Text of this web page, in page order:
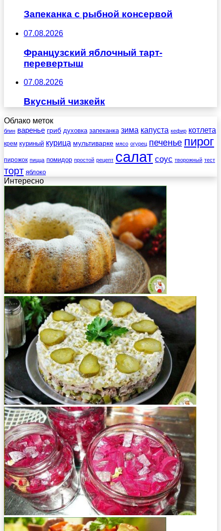
Запеканка с рыбной консервой
07.08.2026
Французский яблочный тарт-
перевертыш
07.08.2026
Вкусный чизкейк
Облако меток
блин варенье гриб духовка запеканка зима капуста кефир котлета
крем куриный курица мультиварке мясо огурец печенье пирог
пирожок пицца помидор простой рецепт салат соус творожный тест
торт яблоко
Интересно